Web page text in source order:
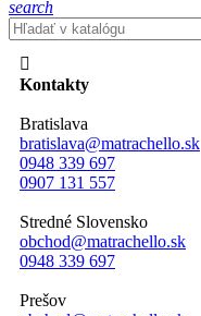
search

Kontakty
Bratislava
bratislava@matrachello.sk
0948 339 697
0907 131 557
Stredné Slovensko
obchod@matrachello.sk
0948 339 697
Prešov